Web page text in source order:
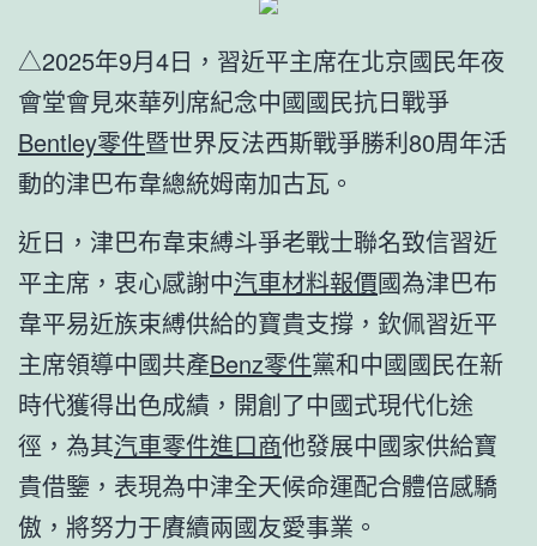
△2025年9月4日，習近平主席在北京國民年夜
會堂會見來華列席紀念中國國民抗日戰爭
Bentley零件暨世界反法西斯戰爭勝利80周年活
動的津巴布韋總統姆南加古瓦。
近日，津巴布韋束縛斗爭老戰士聯名致信習近
平主席，衷心感謝中汽車材料報價國為津巴布
韋平易近族束縛供給的寶貴支撐，欽佩習近平
主席領導中國共產Benz零件黨和中國國民在新
時代獲得出色成績，開創了中國式現代化途
徑，為其汽車零件進口商他發展中國家供給寶
貴借鑒，表現為中津全天候命運配合體倍感驕
傲，將努力于賡續兩國友愛事業。